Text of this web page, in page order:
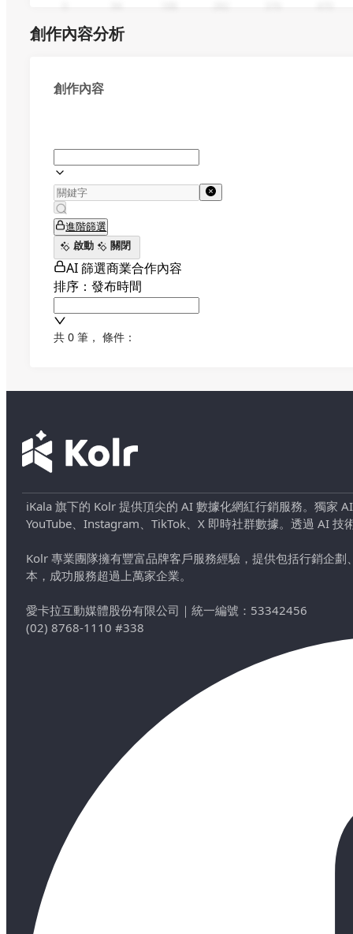
創作內容分析
創作內容
進階篩選
啟動
關閉
AI 篩選商業合作內容
排序：發布時間
共 0 筆 ， 條件：
iKala 旗下的 Kolr 提供頂尖的 AI 數據化網紅行銷服務。獨家
YouTube、Instagram、TikTok、X 即時社群數據。透過 AI
Kolr 專業團隊擁有豐富品牌客戶服務經驗，提供包括行銷企
本，成功服務超過上萬家企業。
愛卡拉互動媒體股份有限公司 ｜ 統一編號：53342456
(02) 8768-1110 #338